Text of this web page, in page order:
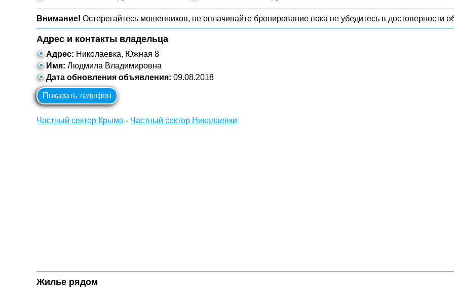
Внимание! Остерегайтесь мошенников, не оплачивайте бронирование пока не убедитесь в достоверности
Адрес и контакты владельца
Адрес: Николаевка, Южная 8
Имя: Людмила Владимировна
Дата обновления объявления: 09.08.2018
Показать телефон
Частный сектор Крыма - Частный сектор Николаевки
Жилье рядом